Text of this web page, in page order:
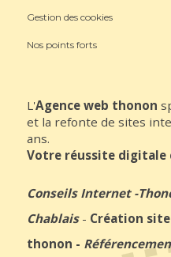
Gestion des cookies
Nos points forts
L'Agence web thonon
et la refonte de sites
ans.
Votre réussite digitale
Conseils Internet-
Chablais- Création
thonon -